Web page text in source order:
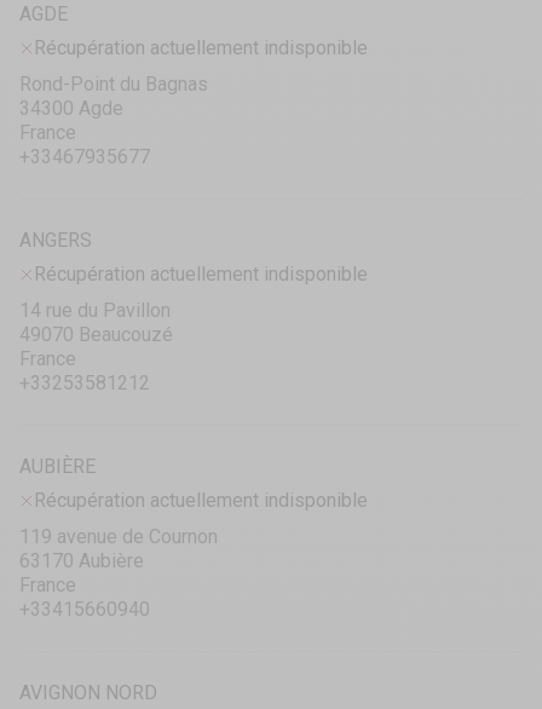
AGDE
Récupération actuellement indisponible
Rond-Point du Bagnas
34300 Agde
France
+33467935677
ANGERS
Récupération actuellement indisponible
14 rue du Pavillon
49070 Beaucouzé
France
+33253581212
AUBIÈRE
Récupération actuellement indisponible
119 avenue de Cournon
63170 Aubière
France
+33415660940
AVIGNON NORD